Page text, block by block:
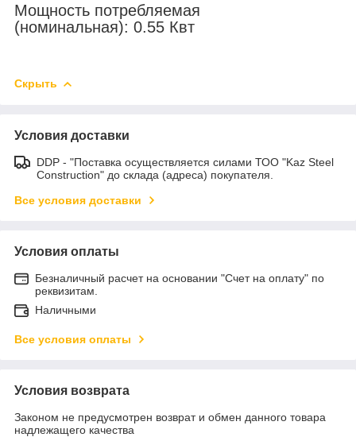
Мощность потребляемая
(номинальная): 0.55 Квт
Скрыть
Условия доставки
DDP - "Поставка осуществляется силами ТОО "Kaz Steel
Construction" до склада (адреса) покупателя.
Все условия доставки
Условия оплаты
Безналичный расчет на основании "Счет на оплату" по
реквизитам.
Наличными
Все условия оплаты
Условия возврата
Законом не предусмотрен возврат и обмен данного товара
надлежащего качества